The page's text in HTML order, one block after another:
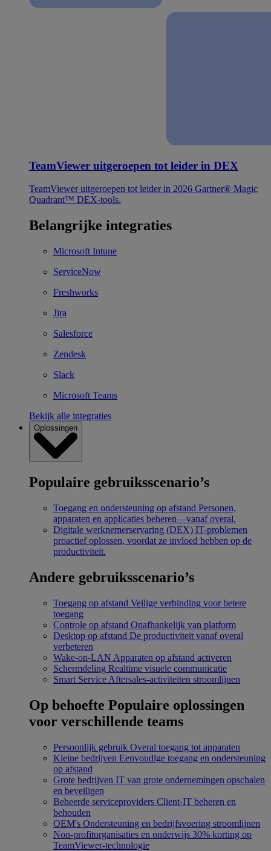
TeamViewer uitgeroepen tot leider in DEX
TeamViewer uitgeroepen tot leider in 2026 Gartner® Magic
Quadrant™ DEX-tools.
Belangrijke integraties
Microsoft Intune
ServiceNow
Freshworks
Jira
Salesforce
Zendesk
Slack
Microsoft Teams
Bekijk alle integraties
Oplossingen
Populaire gebruiksscenario’s
Toegang en ondersteuning op afstand Personen,
apparaten en applicaties beheren—vanaf overal.
Digitale werknemerservaring (DEX) IT-problemen
proactief oplossen, voordat ze invloed hebben op de
productiviteit.
Andere gebruiksscenario’s
Toegang op afstand Veilige verbinding voor betere
toegang
Controle op afstand Onafhankelijk van platform
Desktop op afstand De productiviteit vanaf overal
verbeteren
Wake-on-LAN Apparaten op afstand activeren
Schermdeling Realtime visuele communicatie
Smart Service Aftersales-activiteiten stroomlijnen
Op behoefte Populaire oplossingen
voor verschillende teams
Persoonlijk gebruik Overal toegang tot apparaten
Kleine bedrijven Eenvoudige toegang en ondersteuning
op afstand
Grote bedrijven IT van grote ondernemingen opschalen
en beveiligen
Beheerde serviceproviders Client-IT beheren en
behouden
OEM's Ondersteuning en bedrijfsvoering stroomlijnen
Non-profitorganisaties en onderwijs 30% korting op
TeamViewer-technologie